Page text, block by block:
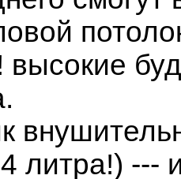
высокие
литра!) ---